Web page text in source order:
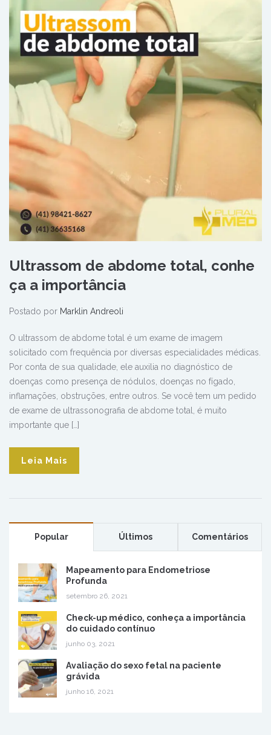
Ultrassom de abdome total, conhe
ça a importância
Postado por Marklin Andreoli
O ultrassom de abdome total é um exame de imagem
solicitado com frequência por diversas especialidades médicas.
Por conta de sua qualidade, ele auxilia no diagnóstico de
doenças como presença de nódulos, doenças no fígado,
inflamações, obstruções, entre outros. Se você tem um pedido
de exame de ultrassonografia de abdome total, é muito
importante que […]
Leia Mais
Popular Últimos Comentários
Mapeamento para Endometriose
Profunda
setembro 26, 2021
Check-up médico, conheça a importância
do cuidado contínuo
junho 03, 2021
Avaliação do sexo fetal na paciente
grávida
junho 16, 2021